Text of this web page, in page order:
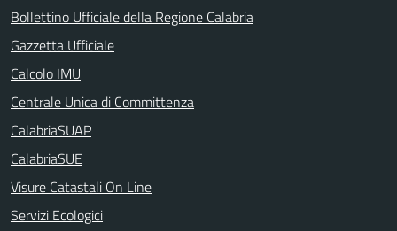
Bollettino Ufficiale della Regione Calabria
Gazzetta Ufficiale
Calcolo IMU
Centrale Unica di Committenza
CalabriaSUAP
CalabriaSUE
Visure Catastali On Line
Servizi Ecologici